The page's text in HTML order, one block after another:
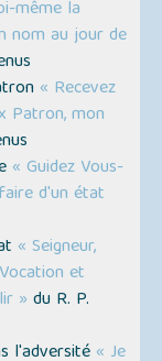
même la
nom au jour de
« Recevez
Patron, mon
« Guidez Vous-
d'un état
« Seigneur,
et
» du R. P.
l'adversité « Je